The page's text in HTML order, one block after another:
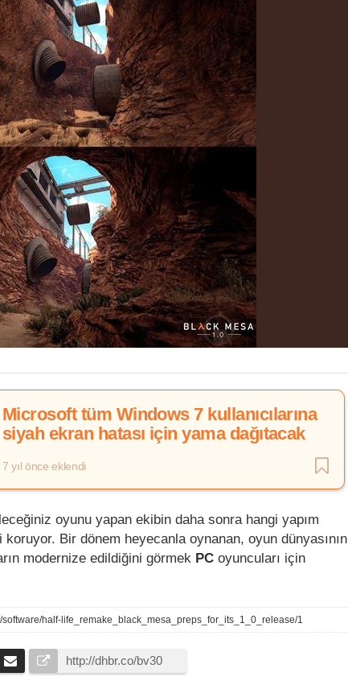
Microsoft tüm Windows 7 kullanıcılarına
siyah ekran hatası için yama dağıtacak
7 yıl önce eklendi
oyunu yapan ekibin daha sonra hangi yapım
Bir dönem heyecanla oynanan, oyun dünyasının
modernize edildiğini görmek PC oyuncuları için
software/half-life_remake_black_mesa_preps_for_its_1_0_release/1